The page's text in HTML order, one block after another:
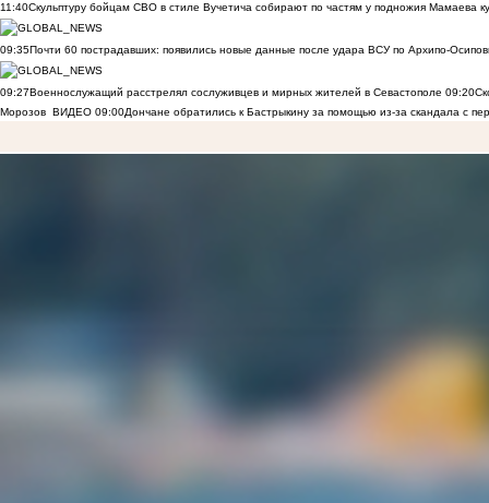
11:40Скульптуру бойцам СВО в стиле Вучетича собирают по частям у подножия Мамаева
09:35Почти 60 пострадавших: появились новые данные после удара ВСУ по Архипо-
09:27Военнослужащий расстрелял сослуживцев и мирных жителей в Севастополе 09:20
Морозов ВИДЕО 09:00Дончане обратились к Бастрыкину за помощью из-за скандала с